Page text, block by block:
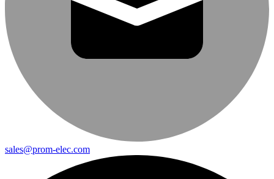
sales@prom-elec.com